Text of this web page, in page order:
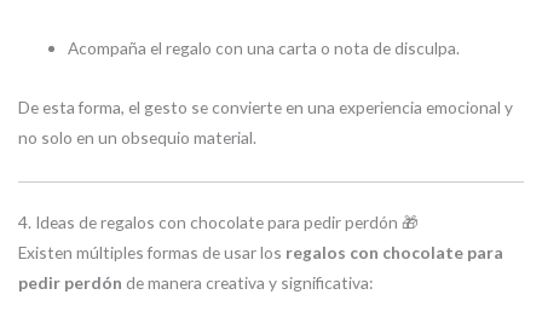
Acompaña el regalo con una carta o nota de disculpa.
De esta forma, el gesto se convierte en una experiencia emocional y
no solo en un obsequio material.
4. Ideas de regalos con chocolate para pedir perdón 🎁
Existen múltiples formas de usar los regalos con chocolate para
pedir perdón de manera creativa y significativa: